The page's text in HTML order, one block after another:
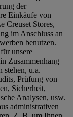
der
Einkäufe von
Creuset Stores,
im Anschluss an
benutzen.
unsere
Zusammenhang
stehen, u.a.
Prüfung von
Sicherheit,
Analysen, usw.
administrativen